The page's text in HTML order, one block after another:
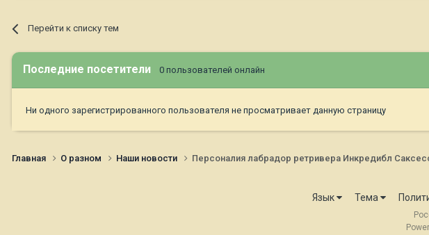
Перейти к списку тем
Последние посетители 0 пользователей онлайн
Ни одного зарегистрированного пользователя не просматривает данную страницу
Главная О разном Наши новости Персоналия лабрадор ретривера Инкредибл
Язык Тема